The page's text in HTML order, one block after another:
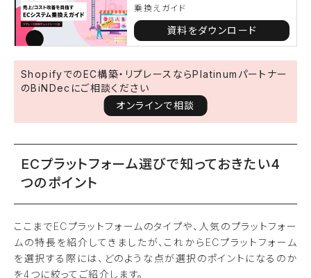
乗換えガイド
資料をダウンロード
ShopifyでのEC構築・リプレースならPlatinumパートナー
のBiNDecにご相談ください
オンラインで相談
ECプラットフォーム選びで知っておきたい4
つのポイント
ここまでECプラットフォームのタイプや、人気のプラットフォー
ムの特長を紹介してきましたが、これからECプラットフォーム
を選択する際には、どのような点が選択のポイントになるのか
を4つに絞ってご紹介します。